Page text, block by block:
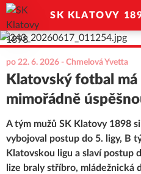
SK KLATOVY
po 22. 6. 2026 - Chmelová Yvetta
Klatovský fotbal má
mimořádně
A tým mužů SK Klatovy 1898
vybojoval postup do 5. ligy, B
Klatovskou ligu a slaví postup
lize braly stříbro, mládežnická